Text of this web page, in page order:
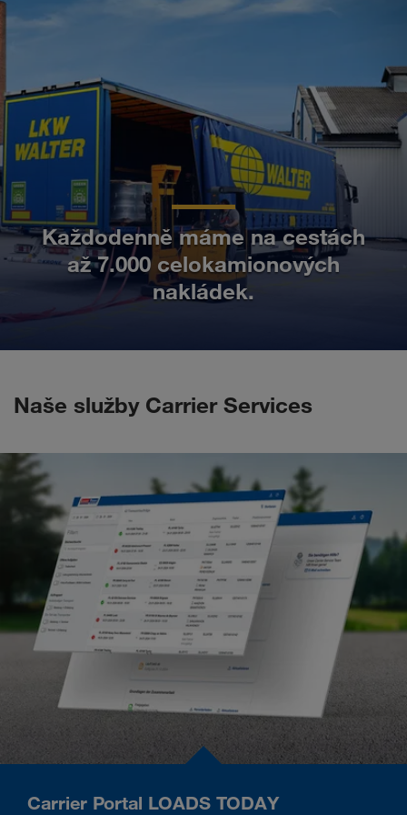
Každodenně máme na cestách
až 7.000 celokamionových
nakládek.
Naše služby Carrier Services
Carrier Portal LOADS TODAY